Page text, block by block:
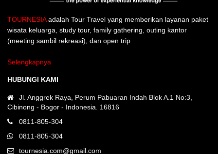
TOURNESIAadalah Tour Travel yang memberikan layanan paket
wisata keluarga, study tour, family gathering, outing kantor
(meeting sambil rekreasi), dan open trip
Selengkapnya
HUBUNGI KAMI
Jl. Anggrek Raya, Perum Pabuaran Indah Blok A.1 No:3,
Cibinong - Bogor - Indonesia. 16816
0811-805-304
0811-805-304
tournesia.com@gmail.com